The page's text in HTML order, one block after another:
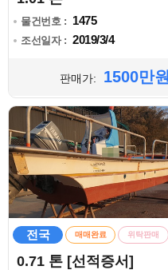
물건번호 : 1475
조선일자 : 2019/3/4
판매가: 1500만원
전국 매매완료 위탁판매
0.71 톤 [선적증서]